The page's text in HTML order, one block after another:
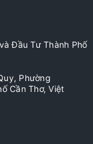
Đầu Tư Thành Phố
Phường
Cần Thơ, Việt